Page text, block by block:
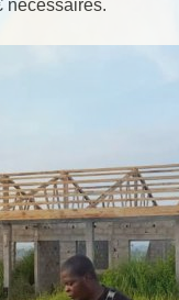
nécessaires.